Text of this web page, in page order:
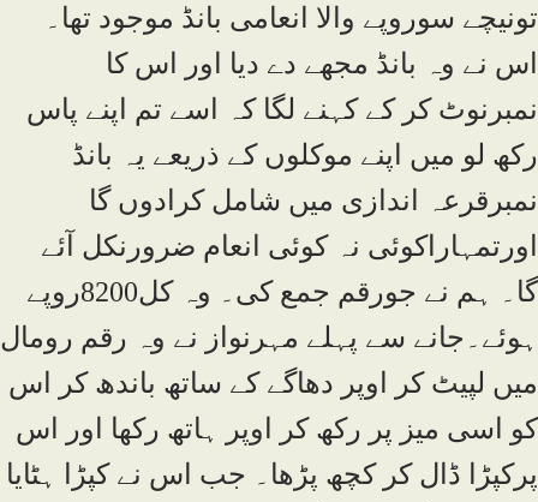
تونیچے سوروپے والا انعامی بانڈ موجود تھا۔
اس نے وہ بانڈ مجھے دے دیا اور اس کا
نمبرنوٹ کر کے کہنے لگا کہ اسے تم اپنے پاس
رکھ لو میں اپنے موکلوں کے ذریعے یہ بانڈ
نمبرقرعہ اندازی میں شامل کرادوں گا
اورتمہاراکوئی نہ کوئی انعام ضرورنکل آئے
گا۔ ہم نے جورقم جمع کی۔ وہ کل8200روپے
ہوئے۔جانے سے پہلے مہرنواز نے وہ رقم رومال
میں لپیٹ کر اوپر دھاگے کے ساتھ باندھ کر اس
کو اسی میز پر رکھ کر اوپر ہاتھ رکھا اور اس
پرکپڑا ڈال کر کچھ پڑھا۔ جب اس نے کپڑا ہٹایا